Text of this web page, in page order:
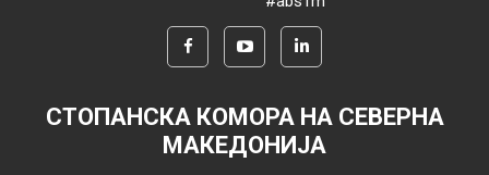
СТОПАНСКА КОМОРА НА СЕВЕРНА
МАКЕДОНИЈА